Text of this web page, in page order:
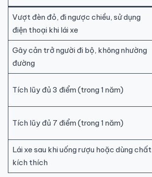
Vượt đèn đỏ, đi ngược chiều, sử dụng
điện thoại khi lái xe
Gây cản trở người đi bộ, không nhường
đường
Tích lũy đủ 3 điểm (trong 1 năm)
Tích lũy đủ 7 điểm (trong 1 năm)
Lái xe sau khi uống rượu hoặc dùng chất
kích thích